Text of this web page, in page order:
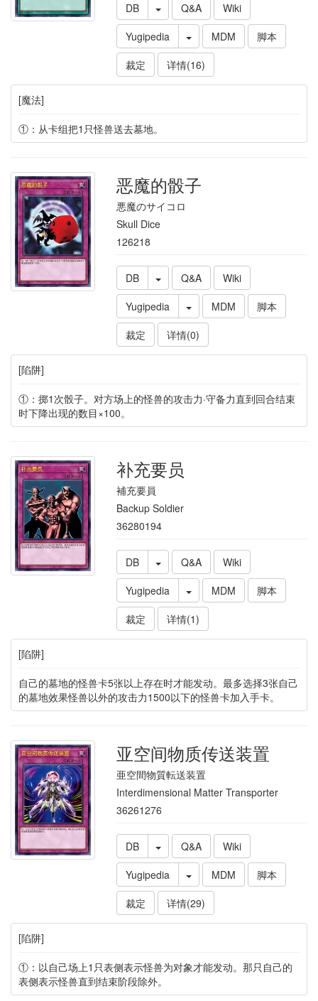
DB Q&A
Wiki
Yugipedia
MDM
脚本
裁定
详情(16)
[魔法]
①：从卡组把1只怪兽送去墓地。
恶魔的骰子
悪魔のサイコロ
Skull Dice
126218
DB Q&A
Wiki
Yugipedia
MDM
脚本
裁定
详情(0)
[陷阱]
①：掷1次骰子。对方场上的怪兽的攻击力·守备力直到回合结束
时下降出现的数目×100。
补充要员
補充要員
Backup Soldier
36280194
DB Q&A
Wiki
Yugipedia
MDM
脚本
裁定
详情(1)
[陷阱]
自己的墓地的怪兽卡5张以上存在时才能发动。最多选择3张自己
的墓地效果怪兽以外的攻击力1500以下的怪兽卡加入手卡。
亚空间物质传送装置
亜空間物質転送装置
Interdimensional Matter Transporter
36261276
DB Q&A
Wiki
Yugipedia
MDM
脚本
裁定
详情(29)
[陷阱]
①：以自己场上1只表侧表示怪兽为对象才能发动。那只自己的
表侧表示怪兽直到结束阶段除外。